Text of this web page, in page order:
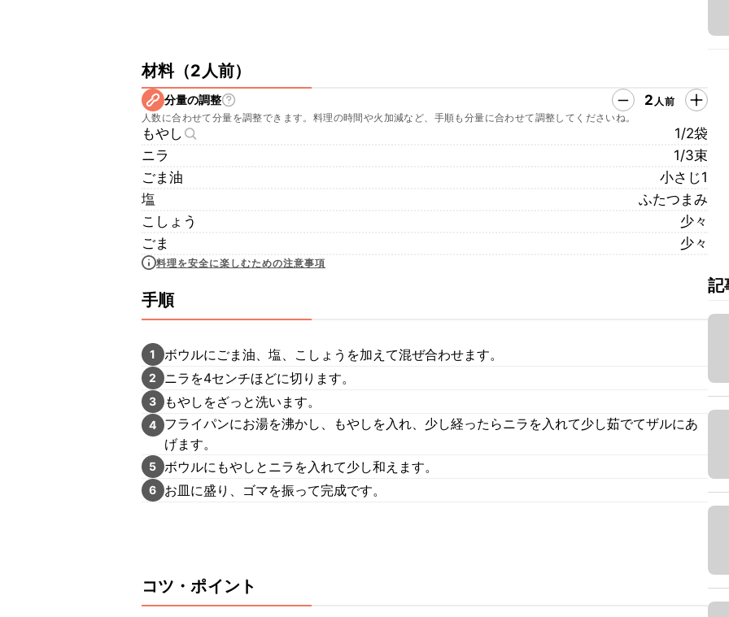
材料（2人前）
分量の調整 2 人前
人数に合わせて分量を調整できます。料理の時間や火加減など、手順も分量に合わせて調整してくださいね。
もやし
1/2袋
ニラ
1/3束
ごま油
小さじ1
塩
ふたつまみ
こしょう
少々
ごま
少々
料理を安全に楽しむための注意事項
手順
1 ボウルにごま油、塩、こしょうを加えて混ぜ合わせます。
2 ニラを4センチほどに切ります。
3 もやしをざっと洗います。
4
フライパンにお湯を沸かし、もやしを入れ、少し経ったらニラを入れて少し茹でてザルにあ
げます。
5 ボウルにもやしとニラを入れて少し和えます。
6 お皿に盛り、ゴマを振って完成です。
コツ・ポイント
記